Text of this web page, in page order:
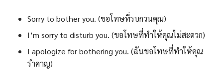
Sorry to bother you. (ขอโทษที่รบกวนคุณ)
I’m sorry to disturb you. (ขอโทษที่ทำให้คุณไม่สะดวก)
I apologize for bothering you. (ฉันขอโทษที่ทำให้คุณ
รำคาญ)